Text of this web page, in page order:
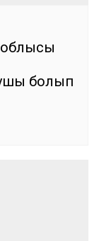
облысы
болып